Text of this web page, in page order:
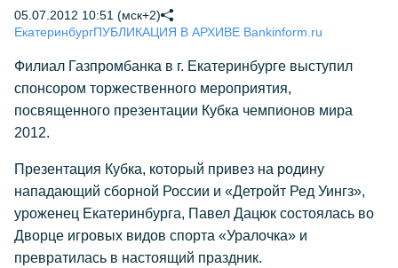
05.07.2012 10:51 (мск+2)
ЕкатеринбургПУБЛИКАЦИЯ В АРХИВЕ Bankinform.ru
Филиал Газпромбанка в г. Екатеринбурге выступил
спонсором торжественного мероприятия,
посвященного презентации Кубка чемпионов мира
2012.
Презентация Кубка, который привез на родину
нападающий сборной России и «Детройт Ред Уингз»,
уроженец Екатеринбурга, Павел Дацюк состоялась во
Дворце игровых видов спорта «Уралочка» и
превратилась в настоящий праздник.